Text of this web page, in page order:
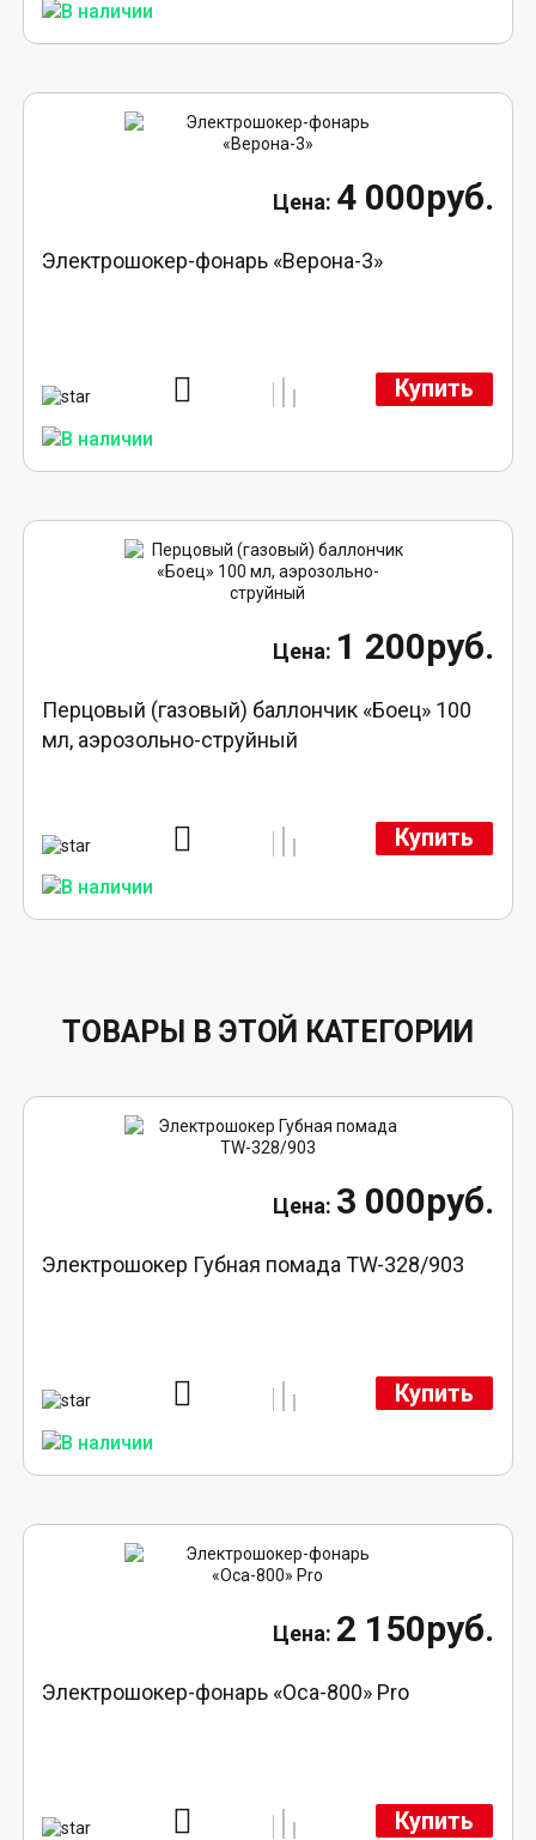
4 000руб.
Электрошокер-фонарь «Верона-3»
Купить
1 200руб.
Перцовый (газовый) баллончик «Боец» 100
мл, аэрозольно-струйный
Купить
ТОВАРЫ В ЭТОЙ КАТЕГОРИИ
3 000руб.
Электрошокер Губная помада TW-328/903
Купить
2 150руб.
Электрошокер-фонарь «Оса-800» Pro
Купить